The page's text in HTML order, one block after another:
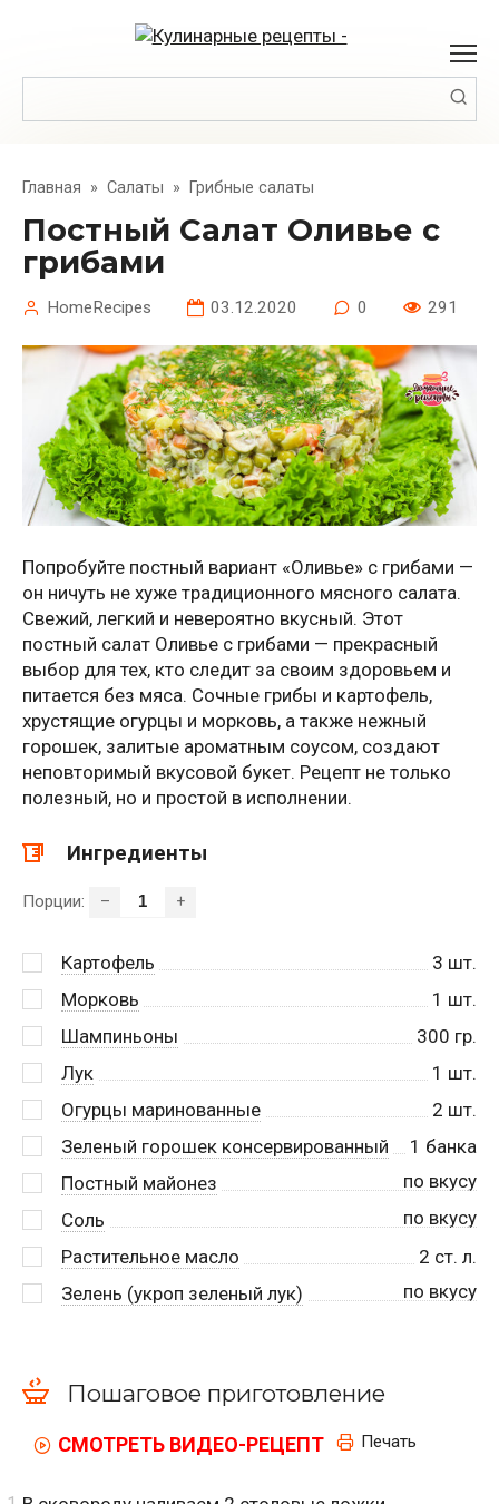
Главная » Салаты » Грибные салаты
Постный Салат Оливье с
грибами
HomeRecipes 03.12.2020 0 291
Попробуйте постный вариант «Оливье» с грибами —
он ничуть не хуже традиционного мясного салата.
Свежий, легкий и невероятно вкусный. Этот
постный салат Оливье с грибами — прекрасный
выбор для тех, кто следит за своим здоровьем и
питается без мяса. Сочные грибы и картофель,
хрустящие огурцы и морковь, а также нежный
горошек, залитые ароматным соусом, создают
неповторимый вкусовой букет. Рецепт не только
полезный, но и простой в исполнении.
Ингредиенты
Порции: – +
Картофель 3 шт.
Морковь
1 шт.
Шампиньоны
300 гр.
Лук
1 шт.
Огурцы маринованные
2 шт.
Зеленый горошек консервированный
1 банка
Постный майонез
по вкусу
Соль
по вкусу
Растительное масло
2 ст. л.
Зелень (укроп зеленый лук)
по вкусу
Пошаговое приготовление
СМОТРЕТЬ ВИДЕО-РЕЦЕПТ Печать